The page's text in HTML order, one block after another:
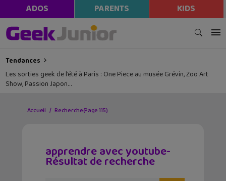
ADOS PARENTS KIDS
Tendances
Les sorties geek de l’été à Paris : One Piece au musée Grévin, Zoo Art
Show, Passion Japon…
Accueil Recherche(Page 115)
apprendre avec youtube-
Résultat de recherche